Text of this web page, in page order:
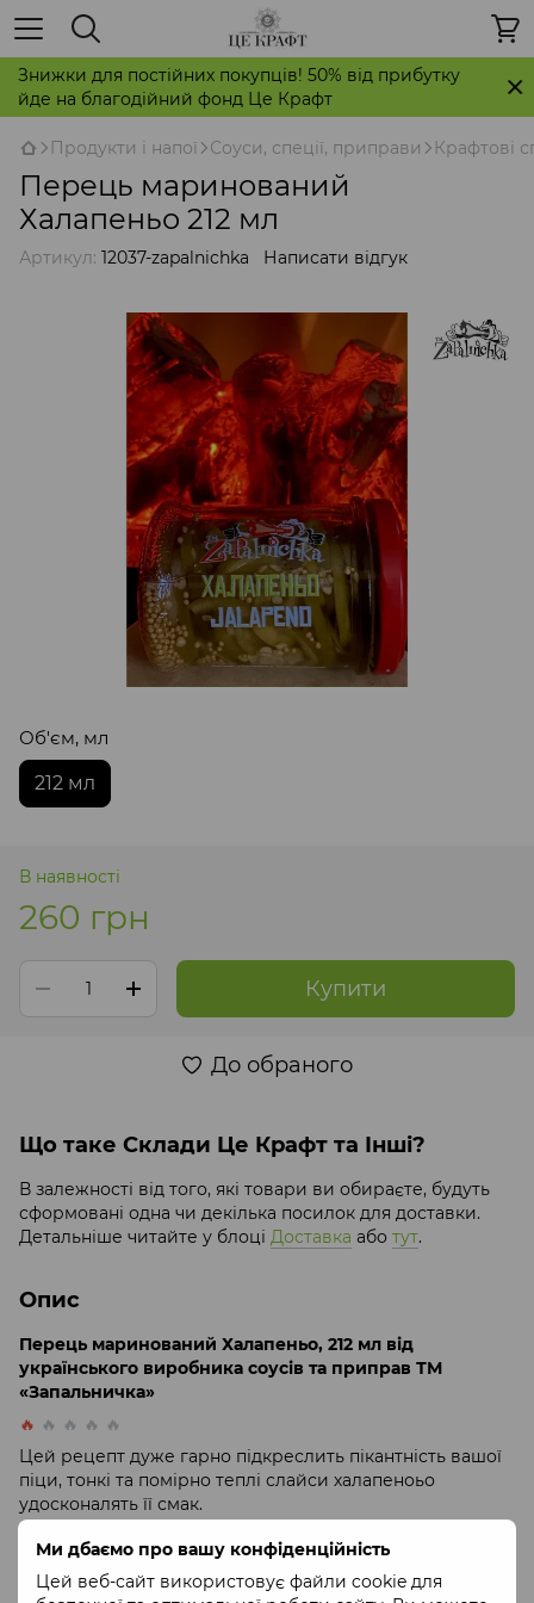
Ми дбаємо про вашу конфіденційність
Цей веб-сайт використовує файли cookie для
Знижки для постійних покупців! 50% від прибутку
йде на благодійний фонд Це Крафт
Продукти і напої Соуси, спеції, приправи Крафтові
Перець маринований
Халапеньо 212 мл
Артикул: 12037-zapalnichka Написати відгук
Об'єм, мл
212 мл
В наявності
260 грн
Купити
До обраного
Що таке Склади Це Крафт та Інші?
В залежності від того, які товари ви обираєте, будуть
сформовані одна чи декілька посилок для доставки.
Детальніше читайте у блоці Доставка або тут.
Опис
Перець маринований Халапеньо, 212 мл від
українського виробника соусів та приправ ТМ
«Запальничка»
🔥 🔥 🔥 🔥 🔥
Цей рецепт дуже гарно підкреслить пікантність вашої
піци, тонкі та помірно теплі слайси халапеноьо
удосконалять її смак.
Україні).
Рекомендовано до піци, паніні, тартіл’я, такос, салатів,